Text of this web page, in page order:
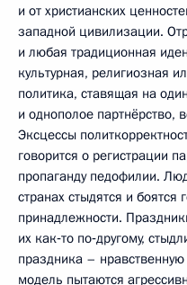
и от христианских
западной цивилизации.
и любая традиционная
культурная, религиозная
политика, ставящая на
и однополое партнёрство,
Эксцессы
говорится о регистрации
пропаганду педофилии.
странах стыдятся и боятся
принадлежности.
их как‑то по‑другому,
праздника –
модель пытаются